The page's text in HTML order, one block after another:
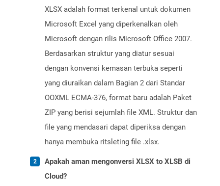
XLSX adalah format terkenal untuk dokumen
Microsoft Excel yang diperkenalkan oleh
Microsoft dengan rilis Microsoft Office 2007.
Berdasarkan struktur yang diatur sesuai
dengan konvensi kemasan terbuka seperti
yang diuraikan dalam Bagian 2 dari Standar
OOXML ECMA-376, format baru adalah Paket
ZIP yang berisi sejumlah file XML. Struktur dan
file yang mendasari dapat diperiksa dengan
hanya membuka ritsleting file .xlsx.
Apakah aman mengonversi XLSX to XLSB di
Cloud?